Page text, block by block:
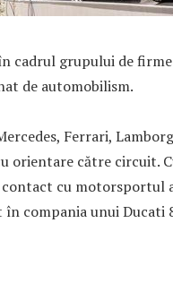
cadrul grupului de firme
de automobilism.
Ferrari,
orientare către circuit.
contact cu motorsportul
compania unui Ducati